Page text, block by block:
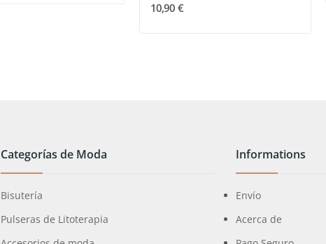
10,90 €
Categorías de Moda
Bisutería
Pulseras de Litoterapia
Informations
Envío
Acerca de